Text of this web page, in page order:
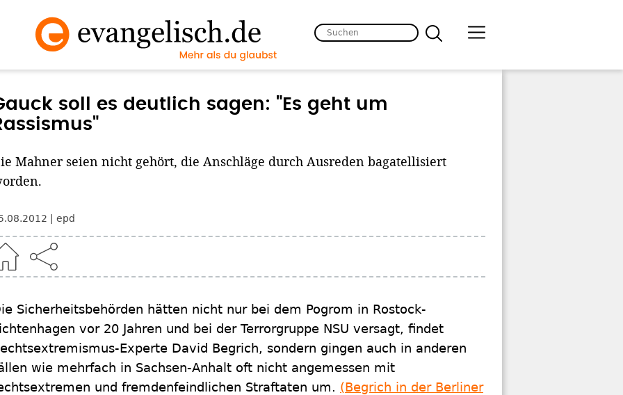
soll es deutlich sagen: "Es geht um
Mahner seien nicht gehört, die Anschläge durch Ausreden bagatellisiert
epd
Sicherheitsbehörden hätten nicht nur bei dem Pogrom in Rostock-
vor 20 Jahren und bei der Terrorgruppe NSU versagt, findet
Experte David Begrich, sondern gingen auch in anderen
wie mehrfach in Sachsen-Anhalt oft nicht angemessen mit
und fremdenfeindlichen Straftaten um. (Begrich in der Berliner